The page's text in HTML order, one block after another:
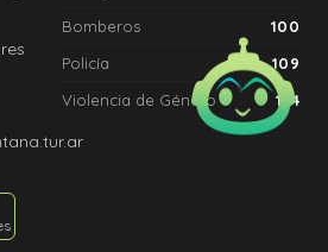
Bomberos
100
Policía
101 · 109
Violencia de Género
144